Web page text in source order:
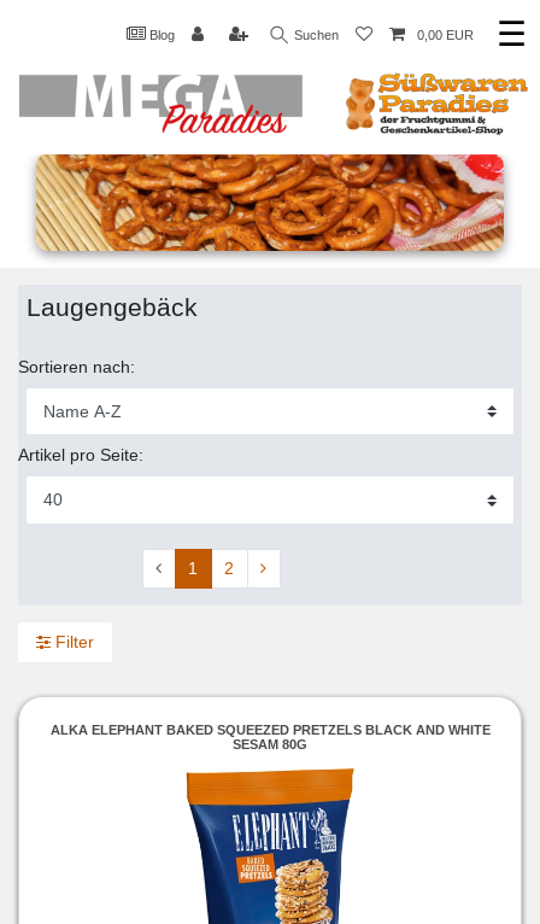
Blog Suchen 0,00 EUR ☰
Laugengebäck
Sortieren nach:
Artikel pro Seite:
1 2
Filter
ALKA ELEPHANT BAKED SQUEEZED PRETZELS BLACK AND WHITE
SESAM 80G